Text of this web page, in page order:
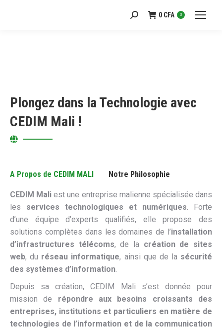
Recherche
0 CFA 0
Plongez dans la Technologie avec
CEDIM Mali !
A Propos de CEDIM MALI Notre Philosophie
CEDIM Mali est une entreprise malienne spécialisée dans
les services technologiques et numériques. Forte
d’une équipe d’experts qualifiés, elle propose des
solutions complètes dans les domaines de l’installation
d’infrastructures télécoms, de la création de sites
web, du réseau informatique, ainsi que de la sécurité
des systèmes d’information.
Depuis sa création, CEDIM Mali s’est donnée pour
mission de répondre aux besoins croissants des
entreprises, institutions et particuliers en matière de
technologies de l’information et de la communication